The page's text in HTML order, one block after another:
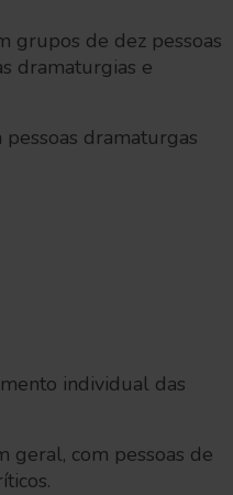
grupos de dez pessoas
dramaturgias e
dramaturgas
individual das
geral, com pessoas de